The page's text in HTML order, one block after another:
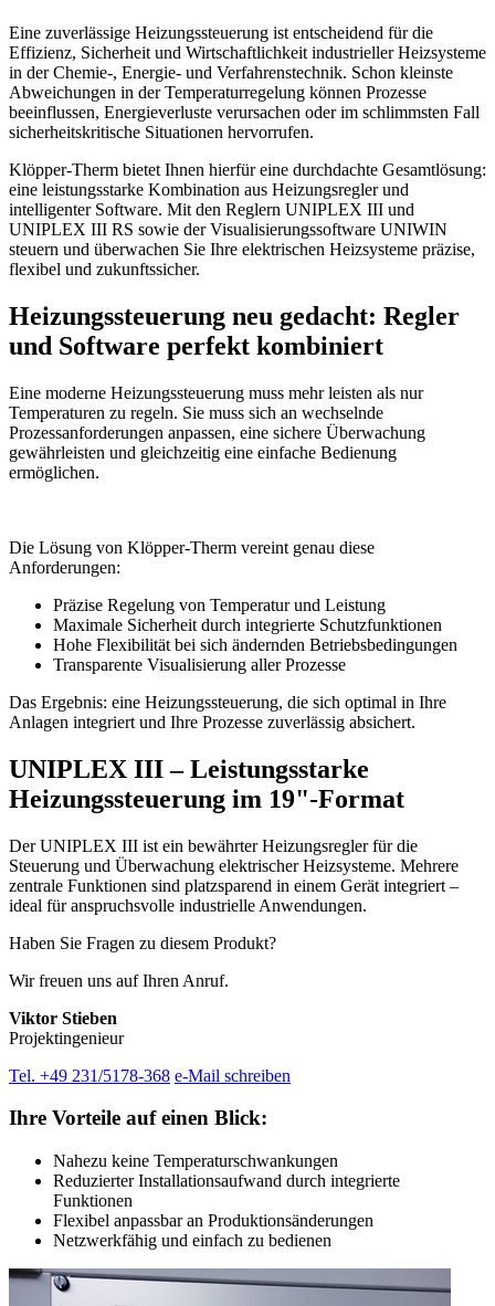
Eine zuverlässige Heizungssteuerung ist entscheidend für die
Effizienz, Sicherheit und Wirtschaftlichkeit industrieller Heizsysteme
in der Chemie-, Energie- und Verfahrenstechnik. Schon kleinste
Abweichungen in der Temperaturregelung können Prozesse
beeinflussen, Energieverluste verursachen oder im schlimmsten Fall
sicherheitskritische Situationen hervorrufen.
Klöpper-Therm bietet Ihnen hierfür eine durchdachte Gesamtlösung:
eine leistungsstarke Kombination aus Heizungsregler und
intelligenter Software. Mit den Reglern UNIPLEX III und
UNIPLEX III RS sowie der Visualisierungssoftware UNIWIN
steuern und überwachen Sie Ihre elektrischen Heizsysteme präzise,
flexibel und zukunftssicher.
Heizungssteuerung neu gedacht: Regler
und Software perfekt kombiniert
Eine moderne Heizungssteuerung muss mehr leisten als nur
Temperaturen zu regeln. Sie muss sich an wechselnde
Prozessanforderungen anpassen, eine sichere Überwachung
gewährleisten und gleichzeitig eine einfache Bedienung
ermöglichen.
Die Lösung von Klöpper-Therm vereint genau diese
Anforderungen:
Präzise Regelung von Temperatur und Leistung
Maximale Sicherheit durch integrierte Schutzfunktionen
Hohe Flexibilität bei sich ändernden Betriebsbedingungen
Transparente Visualisierung aller Prozesse
Das Ergebnis: eine Heizungssteuerung, die sich optimal in Ihre
Anlagen integriert und Ihre Prozesse zuverlässig absichert.
UNIPLEX III – Leistungsstarke
Heizungssteuerung im 19"-Format
Der UNIPLEX III ist ein bewährter Heizungsregler für die
Steuerung und Überwachung elektrischer Heizsysteme. Mehrere
zentrale Funktionen sind platzsparend in einem Gerät integriert –
ideal für anspruchsvolle industrielle Anwendungen.
Haben Sie Fragen zu diesem Produkt?
Wir freuen uns auf Ihren Anruf.
Viktor Stieben
Projektingenieur
Tel. +49 231/5178-368 e-Mail schreiben
Ihre Vorteile auf einen Blick:
Nahezu keine Temperaturschwankungen
Reduzierter Installationsaufwand durch integrierte
Funktionen
Flexibel anpassbar an Produktionsänderungen
Netzwerkfähig und einfach zu bedienen